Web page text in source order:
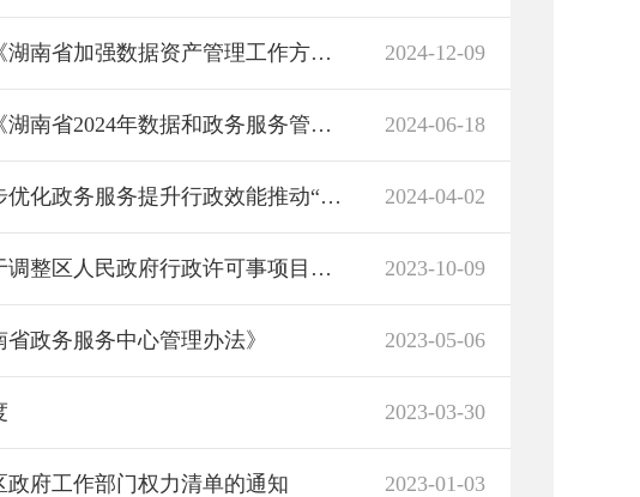
湖南省人民政府办公厅关于印发《湖南省加强数据资产管理工作方案》的通知 2024-12-09
湖南省人民政府办公厅关于印发《湖南省2024年数据和政务服务管理工作要点》的通知 2024-06-18
湖南省人民政府办公厅关于进一步优化政务服务提升行政效能推动“高效办成一件事”的通知 2024-04-02
岳阳市君山区人民政府办公室关于调整区人民政府行政许可事项目录的通知 2023-10-09
政务服务中心管理办法》 2023-05-06
2023-03-30
府工作部门权力清单的通知 2023-01-03